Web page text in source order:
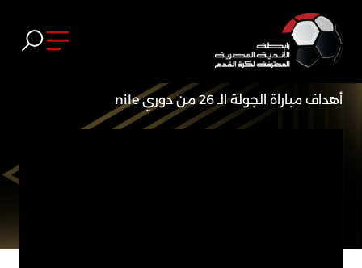
أهداف مباراة الجولة الـ 26 من دوري nile